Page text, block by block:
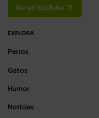
Ver en YouTube
EXPLORA
Perros
Gatos
Humor
Noticias